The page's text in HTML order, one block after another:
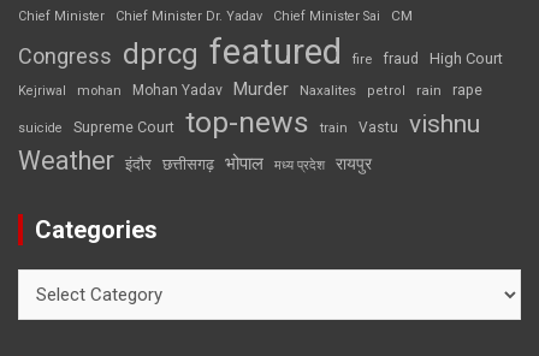
Chief Minister
Chief Minister Dr. Yadav Chief Minister Sai CM
Congress dprcg featured fire fraud High Court
Kejriwal mohan Mohan Yadav Murder Naxalites petrol rain rape
suicide Supreme Court top-news train Vastu vishnu
Weather इंदौर छत्तीसगढ़ भोपाल मध्य प्रदेश रायपुर
Categories